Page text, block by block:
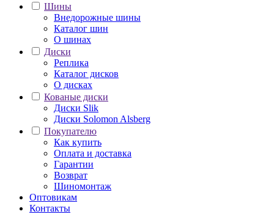
Шины
Внедорожные шины
Каталог шин
О шинах
Диски
Реплика
Каталог дисков
О дисках
Кованые диски
Диски Slik
Диски Solomon Alsberg
Покупателю
Как купить
Оплата и доставка
Гарантии
Возврат
Шиномонтаж
Оптовикам
Контакты